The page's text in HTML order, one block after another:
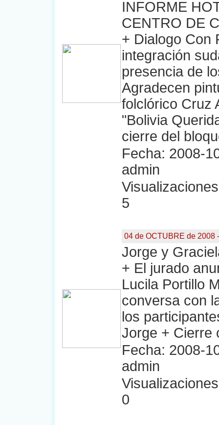
INFORME
CENTRO DE
+ Dialogo Con
integración
presencia de
Agradecen
folclórico Cruz
"Bolivia
cierre del
Fecha: 2008-
admin
5
04 de OCTUBRE de 2008
Jorge y
+ El jurado
Lucila Portillo
conversa con
los
Jorge + Cierre
Fecha: 2008-
admin
0